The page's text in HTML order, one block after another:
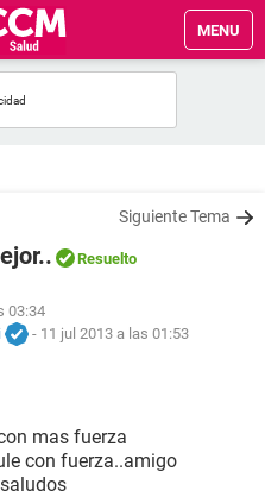
MENU
Siguiente Tema
Resuelto
03:34
- 11 jul 2013 a las 01:53
mas fuerza
con fuerza..amigo